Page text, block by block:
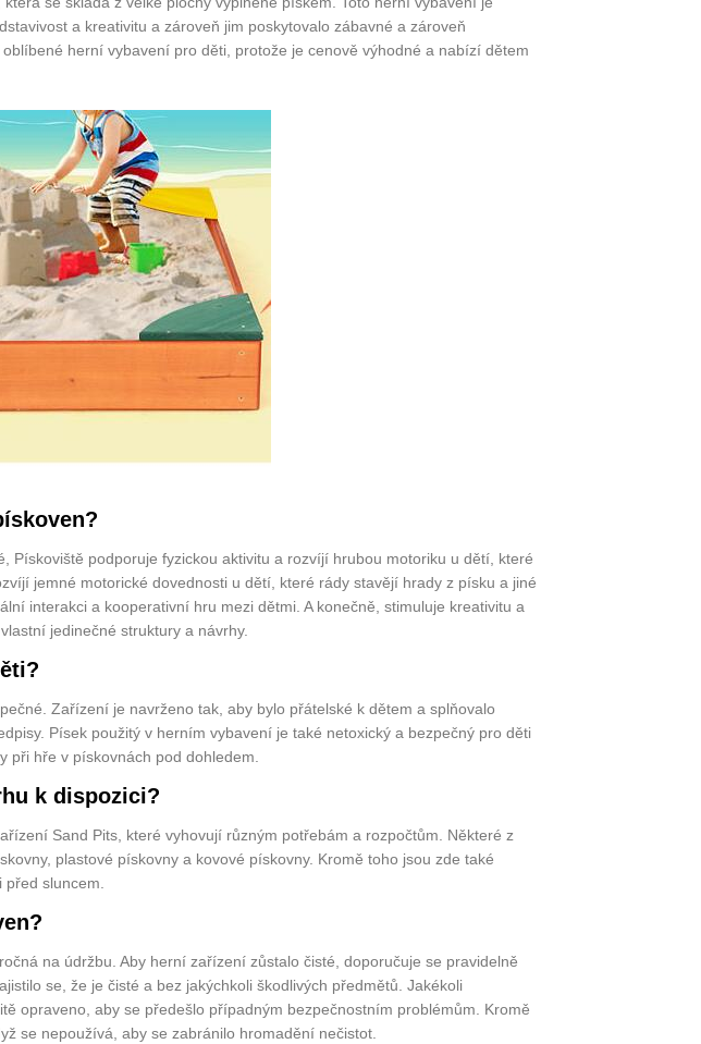
a kreativitu a zároveň jim poskytovalo zábavné a zároveň
herní vybavení pro děti, protože je cenově výhodné a nabízí dětem
Pískoviště podporuje fyzickou aktivitu a rozvíjí hrubou motoriku u dětí, které
jemné motorické dovednosti u dětí, které rády stavějí hrady z písku a jiné
interakci a kooperativní hru mezi dětmi. A konečně, stimuluje kreativitu a
jedinečné struktury a návrhy.
Zařízení je navrženo tak, aby bylo přátelské k dětem a splňovalo
Písek použitý v herním vybavení je také netoxický a bezpečný pro děti
při hře v pískovnách pod dohledem.
k dispozici?
Sand Pits, které vyhovují různým potřebám a rozpočtům. Některé z
plastové pískovny a kovové pískovny. Kromě toho jsou zde také
sluncem.
na údržbu. Aby herní zařízení zůstalo čisté, doporučuje se pravidelně
se, že je čisté a bez jakýchkoli škodlivých předmětů. Jakékoli
opraveno, aby se předešlo případným bezpečnostním problémům. Kromě
se nepoužívá, aby se zabránilo hromadění nečistot.